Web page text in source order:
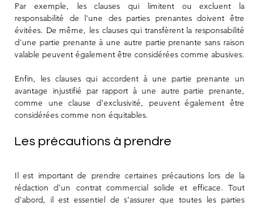
Par exemple, les clauses qui limitent ou excluent la
responsabilité de l'une des parties prenantes doivent être
évitées. De même, les clauses qui transfèrent la responsabilité
d'une partie prenante à une autre partie prenante sans raison
valable peuvent également être considérées comme abusives.
Enfin, les clauses qui accordent à une partie prenante un
avantage injustifié par rapport à une autre partie prenante,
comme une clause d'exclusivité, peuvent également être
considérées comme non équitables.
Les précautions à prendre
Il est important de prendre certaines précautions lors de la
rédaction d'un contrat commercial solide et efficace. Tout
d'abord, il est essentiel de s'assurer que toutes les parties